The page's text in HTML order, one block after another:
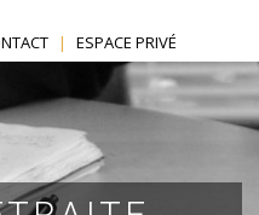
| ESPACE PRIVÉ